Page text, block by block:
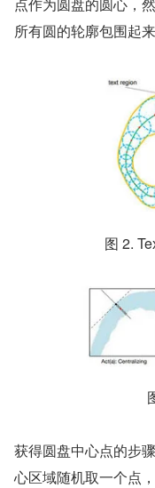
所有圆的轮廓包围起
图 2.
获得圆盘中心点的步
心区域随机取一个点